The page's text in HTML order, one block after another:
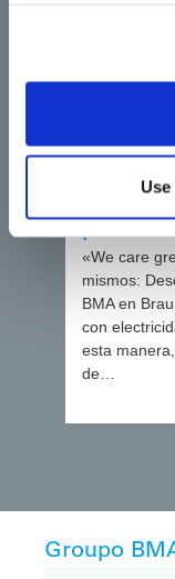
Un
por la
«We care
mismos:
BMA en
con
esta
de…
Groupo